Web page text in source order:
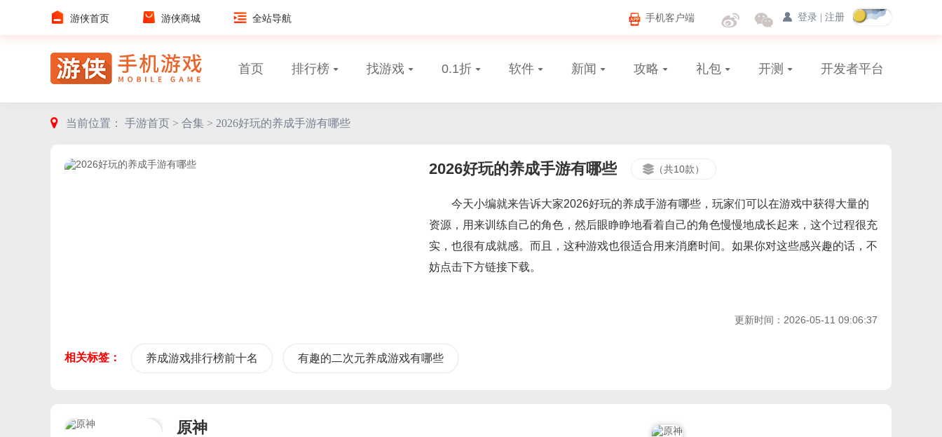
游侠首页 游侠商城 全站导航 登录 注册
手机客户端
首页 排行榜 找游戏 0.1折 软件 新闻 攻略 礼包 开测 开发者平台
当前位置： 手游首页 > 合集 > 2026好玩的养成手游有哪些
2026好玩的养成手游有哪些 （共10款）
今天小编就来告诉大家2026好玩的养成手游有哪些，玩家们可以在游戏中获得大量的
资源，用来训练自己的角色，然后眼睁睁地看着自己的角色慢慢地成长起来，这个过程很充
实，也很有成就感。而且，这种游戏也很适合用来消磨时间。如果你对这些感兴趣的话，不
妨点击下方链接下载。
更新时间：2026-05-11 09:06:37
相关标签： 养成游戏排行榜前十名 有趣的二次元养成游戏有哪些
原神